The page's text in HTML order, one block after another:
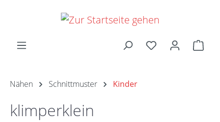
Zum Hauptinhalt springen
Nähen Schnittmuster Kinder
klimperklein